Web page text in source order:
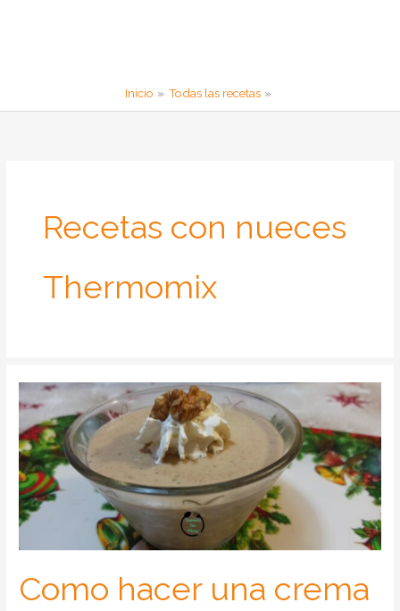
Inicio Todas las recetas
Recetas con nueces
Thermomix
Como hacer una crema